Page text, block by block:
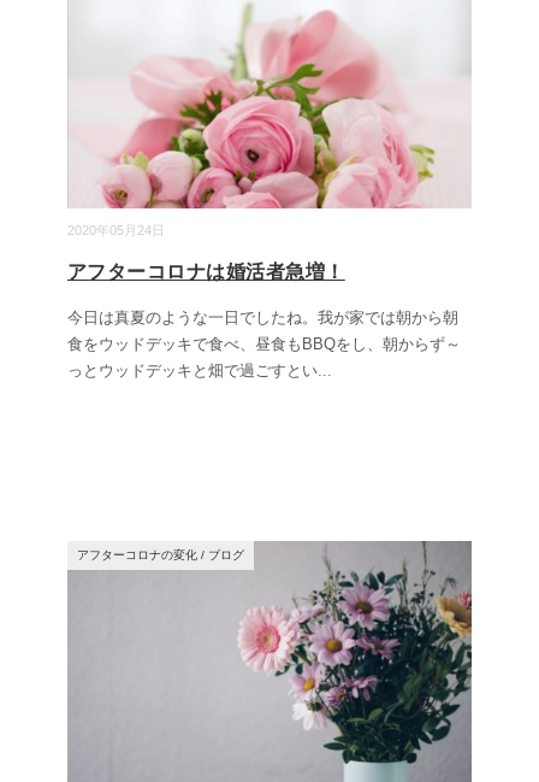
2020年05月24日
アフターコロナは婚活者急増！
今日は真夏のような一日でしたね。我が家では朝から朝
食をウッドデッキで食べ、昼食もBBQをし、朝からず～
っとウッドデッキと畑で過ごすとい...
アフターコロナの変化 / ブログ